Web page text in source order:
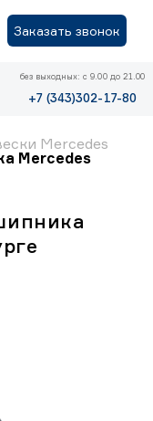
Заказать звонок
без выходных: с 9.00 до 21.00
+7 (343)302-17-80
Mercedes
Mercedes